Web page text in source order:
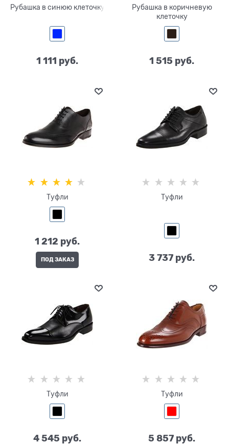
Рубашка в синюю клеточку
1 111 руб.
Рубашка в коричневую
клеточку
1 515 руб.
Туфли
1 212 руб.
ПОД ЗАКАЗ
Туфли
3 737 руб.
Туфли
4 545 руб.
Туфли
5 857 руб.